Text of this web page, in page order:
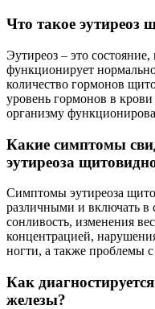
Что такое эутиреоз
Эутиреоз – это
функционирует
количество гормонов
уровень гормонов в
организму
Какие симптомы
эутиреоза
Симптомы эутиреоза
различными и включать в
сонливость, изменения
концентрацией,
ногти, а также проблемы
Как
железы?